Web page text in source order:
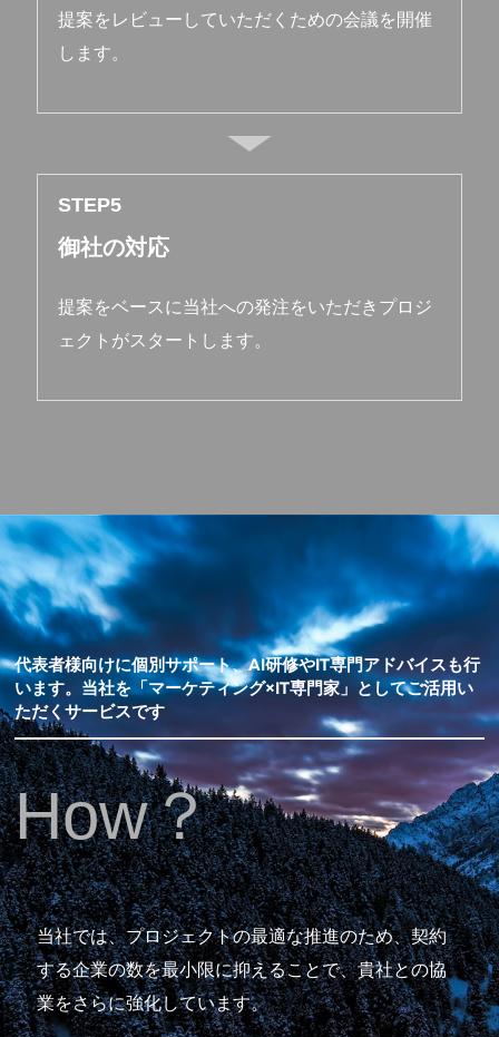
提案をレビューしていただくための会議を開催
します。
STEP
御社の対応
提案をベースに当社への発注をいただきプロジ
ェクトがスタートします。
代表者様向けに個別サポート、AI研修やIT専門アドバイスも行
います。当社を「マーケティング×IT専門家」としてご活用い
ただくサービスです
How？
当社では、プロジェクトの最適な推進のため、契約
する企業の数を最小限に抑えることで、貴社との協
業をさらに強化しています。